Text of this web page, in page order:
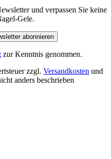
und verpassen Sie keine
Gele.
abonnieren
zur Kenntnis genommen.
zzgl. Versandkosten und
anders beschrieben